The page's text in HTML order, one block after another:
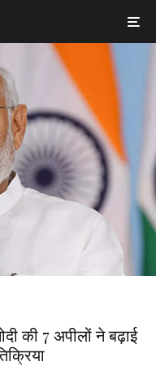
की 7 अपीलों ने बढ़ाई